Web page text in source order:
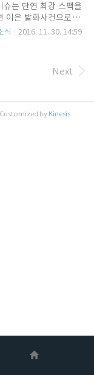
는 단연 최강 스팩을
이은 발화사건으로 짧
시 노트7, 그리고 듀얼
해 보면, 홍채인식, 방
듀얼 카메라 등일 텐데
이나, 아아폰 7이 아니
올 12월 2일 NTT
식 2016. 11. 30. 14:59
Next
by Kinesis